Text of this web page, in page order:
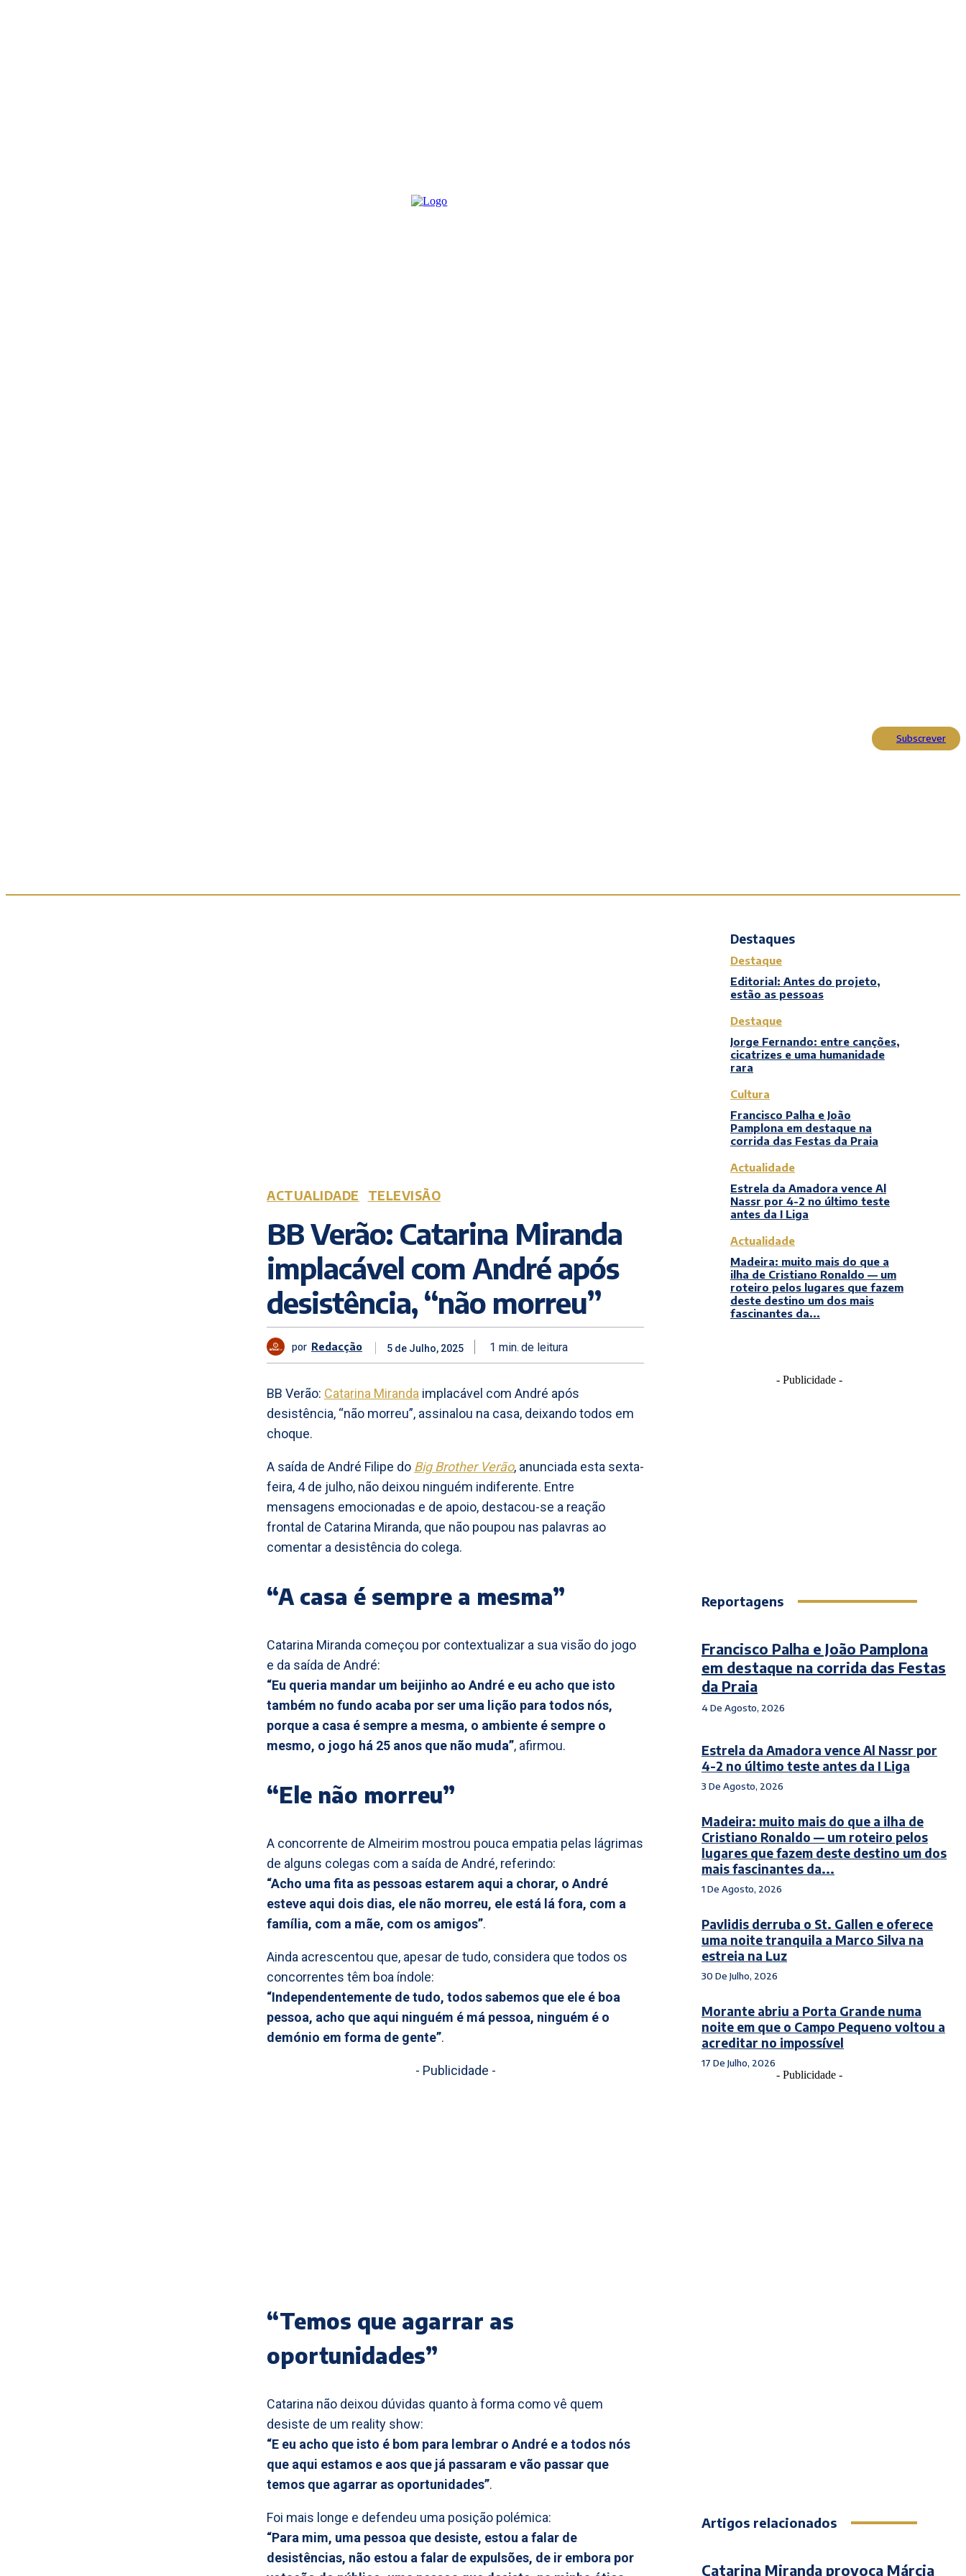
Subscrever
ACTUALIDADE TELEVISÃO
BB Verão: Catarina Miranda
implacável com André após
desistência, “não morreu”
por Redacção 5 de Julho, 2025 1 min. de leitura
BB Verão: Catarina Miranda implacável com André após
desistência, “não morreu”, assinalou na casa, deixando todos em
choque.
A saída de André Filipe do Big Brother Verão, anunciada esta sexta-
feira, 4 de julho, não deixou ninguém indiferente. Entre
mensagens emocionadas e de apoio, destacou-se a reação
frontal de Catarina Miranda, que não poupou nas palavras ao
comentar a desistência do colega.
“A casa é sempre a mesma”
Catarina Miranda começou por contextualizar a sua visão do jogo
e da saída de André:
“Eu queria mandar um beijinho ao André e eu acho que isto
também no fundo acaba por ser uma lição para todos nós,
porque a casa é sempre a mesma, o ambiente é sempre o
mesmo, o jogo há 25 anos que não muda”, afirmou.
“Ele não morreu”
A concorrente de Almeirim mostrou pouca empatia pelas lágrimas
de alguns colegas com a saída de André, referindo:
“Acho uma fita as pessoas estarem aqui a chorar, o André
esteve aqui dois dias, ele não morreu, ele está lá fora, com a
família, com a mãe, com os amigos”.
Ainda acrescentou que, apesar de tudo, considera que todos os
concorrentes têm boa índole:
“Independentemente de tudo, todos sabemos que ele é boa
pessoa, acho que aqui ninguém é má pessoa, ninguém é o
demónio em forma de gente”.
- Publicidade -
“Temos que agarrar as
oportunidades”
Catarina não deixou dúvidas quanto à forma como vê quem
desiste de um reality show:
“E eu acho que isto é bom para lembrar o André e a todos nós
que aqui estamos e aos que já passaram e vão passar que
temos que agarrar as oportunidades”.
Foi mais longe e defendeu uma posição polémica:
“Para mim, uma pessoa que desiste, estou a falar de
desistências, não estou a falar de expulsões, de ir embora por
Destaques
Destaque
Editorial: Antes do projeto,
estão as pessoas
Destaque
Jorge Fernando: entre canções,
cicatrizes e uma humanidade
rara
Cultura
Francisco Palha e João
Pamplona em destaque na
corrida das Festas da Praia
Actualidade
Estrela da Amadora vence Al
Nassr por 4-2 no último teste
antes da I Liga
Actualidade
Madeira: muito mais do que a
ilha de Cristiano Ronaldo — um
roteiro pelos lugares que fazem
deste destino um dos mais
fascinantes da...
- Publicidade -
Reportagens
Francisco Palha e João Pamplona
em destaque na corrida das Festas
da Praia
4 De Agosto, 2026
Estrela da Amadora vence Al Nassr por
4-2 no último teste antes da I Liga
3 De Agosto, 2026
Madeira: muito mais do que a ilha de
Cristiano Ronaldo — um roteiro pelos
lugares que fazem deste destino um dos
mais fascinantes da...
1 De Agosto, 2026
Pavlidis derruba o St. Gallen e oferece
uma noite tranquila a Marco Silva na
estreia na Luz
30 De Julho, 2026
Morante abriu a Porta Grande numa
noite em que o Campo Pequeno voltou a
acreditar no impossível
17 De Julho, 2026
- Publicidade -
Artigos relacionados
Catarina Miranda provoca Márcia